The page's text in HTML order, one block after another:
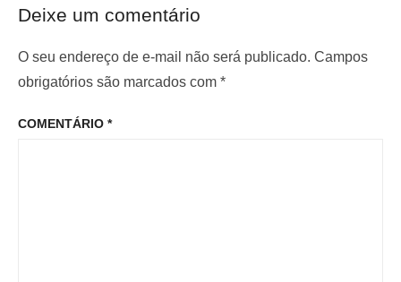
o
e
P
o
i
o
:
m
o
o
Deixe um comentário
O seu endereço de e-mail não será publicado. Campos
obrigatórios são marcados com *
COMENTÁRIO *